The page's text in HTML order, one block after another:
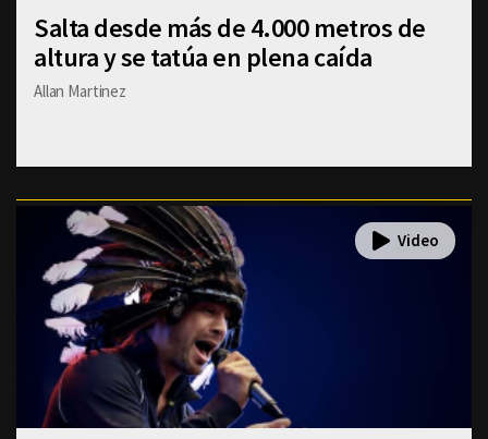
Salta desde más de 4.000 metros de
altura y se tatúa en plena caída
Allan Martinez